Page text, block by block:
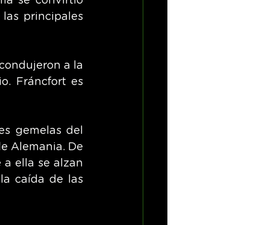
principales
a la
Fráncfort es
gemelas del
Alemania. De
a ella se alzan
caída de las